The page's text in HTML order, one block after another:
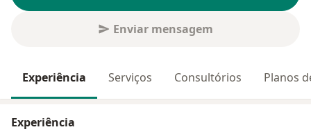
Enviar mensagem
Experiência Serviços Consultórios Planos
Experiência